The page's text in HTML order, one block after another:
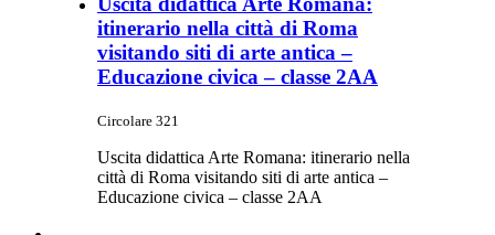
itinerario nella città di Roma
visitando siti di arte antica –
Educazione civica – classe 2AA
Circolare 321
Uscita didattica Arte Romana: itinerario nella
città di Roma visitando siti di arte antica –
Educazione civica – classe 2AA